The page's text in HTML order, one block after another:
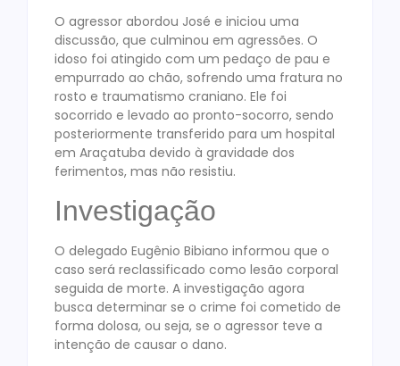
O agressor abordou José e iniciou uma
discussão, que culminou em agressões. O
idoso foi atingido com um pedaço de pau e
empurrado ao chão, sofrendo uma fratura no
rosto e traumatismo craniano. Ele foi
socorrido e levado ao pronto-socorro, sendo
posteriormente transferido para um hospital
em Araçatuba devido à gravidade dos
ferimentos, mas não resistiu.
Investigação
O delegado Eugênio Bibiano informou que o
caso será reclassificado como lesão corporal
seguida de morte. A investigação agora
busca determinar se o crime foi cometido de
forma dolosa, ou seja, se o agressor teve a
intenção de causar o dano.